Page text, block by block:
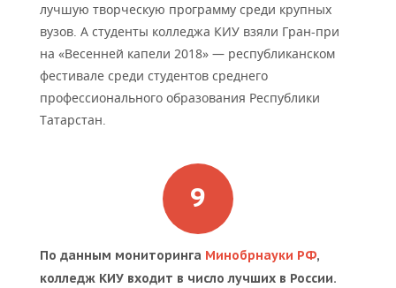
лучшую творческую программу среди крупных
вузов. А студенты колледжа КИУ взяли Гран-при
на «Весенней капели 2018» — республиканском
фестивале среди студентов среднего
профессионального образования Республики
Татарстан.
По данным мониторинга Минобрнауки РФ,
колледж КИУ входит в число лучших в России.